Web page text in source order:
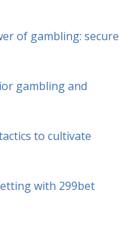
of gambling: secure
gambling and
to cultivate
with 299bet